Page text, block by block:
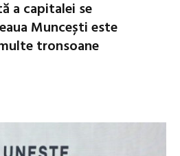
a capitalei se
Muncești este
tronsoane